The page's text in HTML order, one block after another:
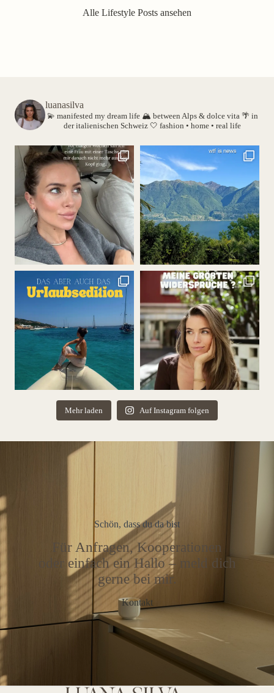
Alle Lifestyle Posts ansehen
luanasilva
💫 manifested my dream life 🏔️ between Alps & dolce vita 🌴 in
der italienischen Schweiz 🤍 fashion • home • real life
Mehr laden Auf Instagram folgen
Schön, dass du da bist
Für Anfragen, Kooperationen
oder einfach ein Hallo – meld dich
gerne bei mir.
Kontakt